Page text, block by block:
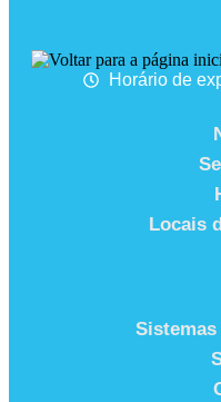
Horário de
Locais